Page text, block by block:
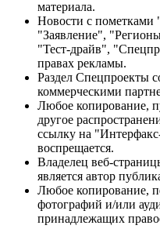
материала.
Новости с
"Заявление",
"Тест-драйв",
правах рекламы.
Раздел Спецпроекты
коммерческими
Любое копирование,
другое
ссылку на
воспрещается.
Владелец веб-
является автор
Любое копирование,
фотографий и/или
принадлежащих